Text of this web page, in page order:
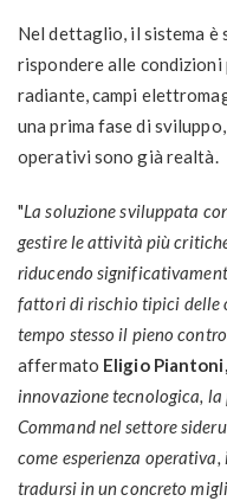
Nel dettaglio, il sistema
rispondere alle condizioni
radiante, campi
una prima fase di
operativi sono già realtà.
"La soluzione sviluppata
gestire le attività più
riducendo
fattori di rischio tipici delle
tempo stesso il pieno
affermato Eligio
innovazione tecnologica,
Command nel settore
come esperienza
tradursi in un concreto